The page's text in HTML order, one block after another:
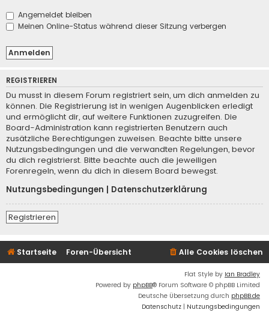
Angemeldet bleiben
Meinen Online-Status während dieser Sitzung verbergen
REGISTRIEREN
Du musst in diesem Forum registriert sein, um dich anmelden zu
können. Die Registrierung ist in wenigen Augenblicken erledigt
und ermöglicht dir, auf weitere Funktionen zuzugreifen. Die
Board-Administration kann registrierten Benutzern auch
zusätzliche Berechtigungen zuweisen. Beachte bitte unsere
Nutzungsbedingungen und die verwandten Regelungen, bevor
du dich registrierst. Bitte beachte auch die jeweiligen
Forenregeln, wenn du dich in diesem Board bewegst.
Nutzungsbedingungen
Datenschutzerklärung
Registrieren
Startseite Foren-Übersicht Alle Cookies löschen
Flat Style by Ian Bradley
Powered by phpBB® Forum Software © phpBB Limited
Deutsche Übersetzung durch phpBB.de
Datenschutz | Nutzungsbedingungen